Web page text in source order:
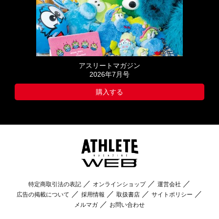
アスリートマガジン
2026年7月号
購入する
特定商取引法の表記 オンラインショップ
運営会社
広告の掲載について
採用情報 取扱書店
サイトポリシー
メルマガ
お問い合わせ